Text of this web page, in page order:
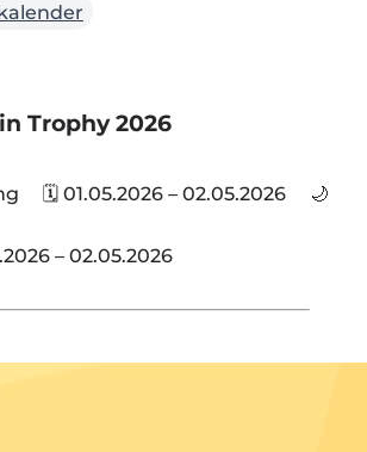
Trophy 2026
🗓 01.05.2026 – 02.05.2026
🌙
– 02.05.2026